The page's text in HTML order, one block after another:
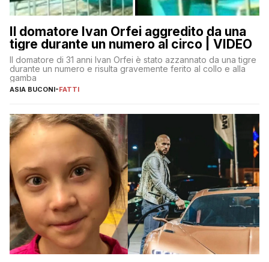
Il domatore Ivan Orfei aggredito da una
tigre durante un numero al circo | VIDEO
Il domatore di 31 anni Ivan Orfei è stato azzannato da una tigre
durante un numero e risulta gravemente ferito al collo e alla
gamba
ASIA BUCONI-FATTI